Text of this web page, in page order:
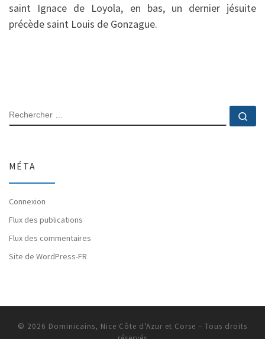
saint Ignace de Loyola, en bas, un dernier jésuite
précède saint Louis de Gonzague.
RECHERCHER
MÉTA
Connexion
Flux des publications
Flux des commentaires
Site de WordPress-FR
© 2026 Dominicains, Nice Côte d'Azur et Corse – Tous droits